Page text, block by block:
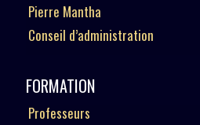
Pierre Mantha
Conseil d’administration
FORMATION
Professeurs